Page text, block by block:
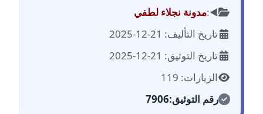
عاملة
مدونة احمد زكريا
مدونة أحمد زيدان
◀️:مدونة نجلاء لطفي
تاريخ التأليف: 21-12-2025
تاريخ التوثيق: 21-12-2025
الزيارات: 119
رقم التوثيق:7906